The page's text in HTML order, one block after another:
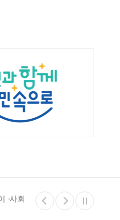
·사회복지급식관리지원센터